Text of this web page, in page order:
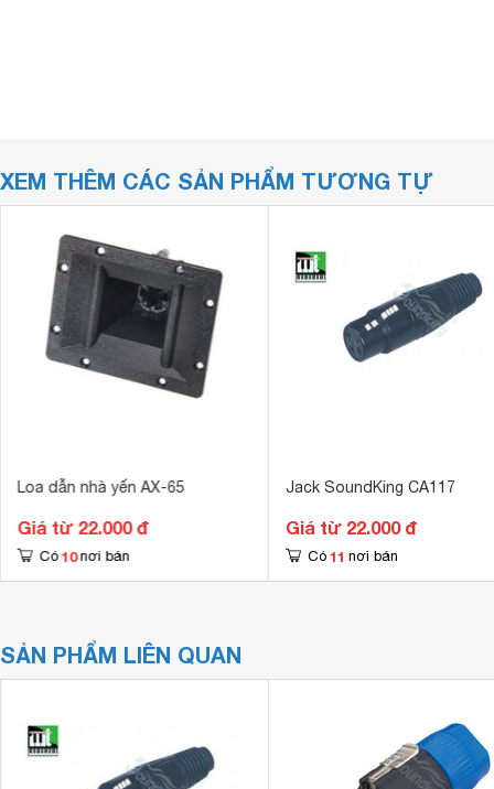
XEM THÊM CÁC SẢN PHẨM TƯƠNG TỰ
Loa dẫn nhà yến AX-65
Giá từ 22.000 đ
Có 10 nơi bán
Jack SoundKing CA117
Giá từ 22.000 đ
Có 11 nơi bán
SẢN PHẨM LIÊN QUAN